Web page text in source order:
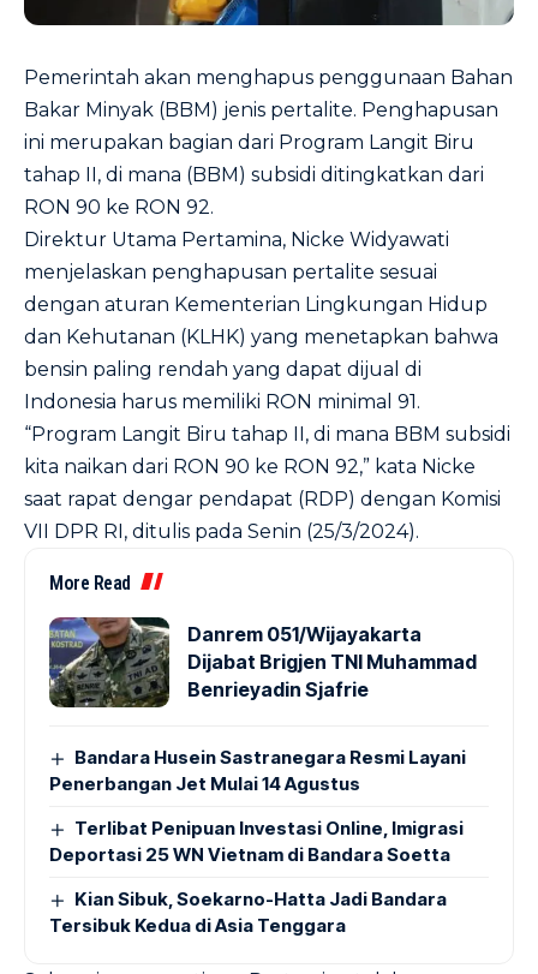
Pemerintah akan menghapus penggunaan Bahan
Bakar Minyak (BBM) jenis pertalite. Penghapusan
ini merupakan bagian dari Program Langit Biru
tahap II, di mana (BBM) subsidi ditingkatkan dari
RON 90 ke RON 92.
Direktur Utama Pertamina, Nicke Widyawati
menjelaskan penghapusan pertalite sesuai
dengan aturan Kementerian Lingkungan Hidup
dan Kehutanan (KLHK) yang menetapkan bahwa
bensin paling rendah yang dapat dijual di
Indonesia harus memiliki RON minimal 91.
“Program Langit Biru tahap II, di mana BBM subsidi
kita naikan dari RON 90 ke RON 92,” kata Nicke
saat rapat dengar pendapat (RDP) dengan Komisi
VII DPR RI, ditulis pada Senin (25/3/2024).
More Read
Danrem 051/Wijayakarta
Dijabat Brigjen TNI Muhammad
Benrieyadin Sjafrie
Bandara Husein Sastranegara Resmi Layani
Penerbangan Jet Mulai 14 Agustus
Terlibat Penipuan Investasi Online, Imigrasi
Deportasi 25 WN Vietnam di Bandara Soetta
Kian Sibuk, Soekarno-Hatta Jadi Bandara
Tersibuk Kedua di Asia Tenggara